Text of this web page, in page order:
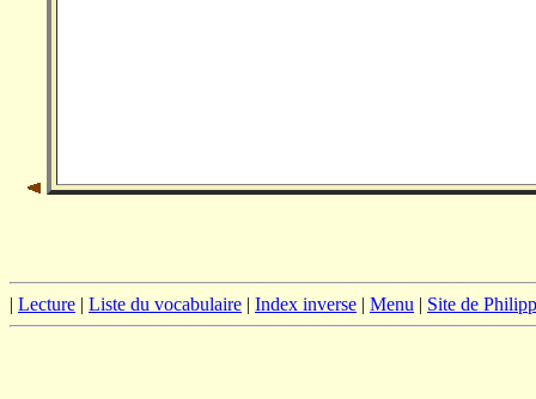
| Lecture | Liste du vocabulaire | Index inverse | Menu | Site de